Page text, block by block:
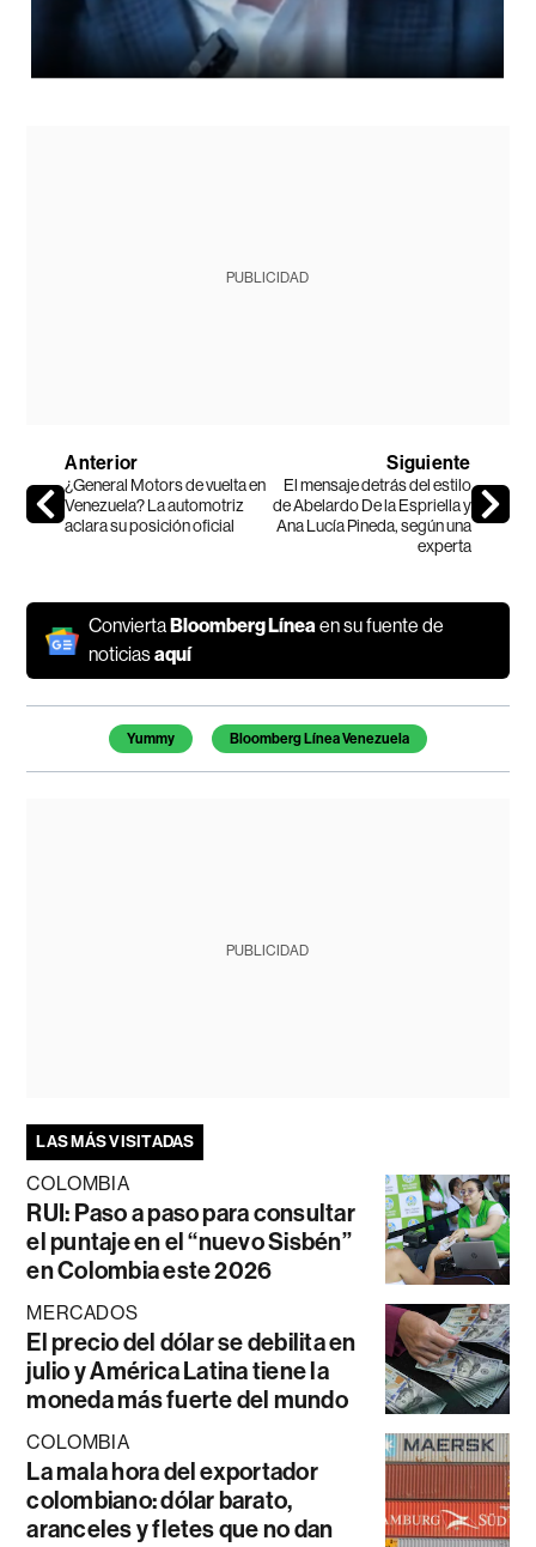
PUBLICIDAD
Anterior
¿General Motors de vuelta en
Venezuela? La automotriz
aclara su posición oficial
Siguiente
El mensaje detrás del estilo
de Abelardo De la Espriella y
Ana Lucía Pineda, según una
experta
Convierta Bloomberg Líneaen su fuente de
noticiasaquí
Temas de este artículo
Yummy Bloomberg Línea Venezuela
PUBLICIDAD
LAS MÁS VISITADAS
COLOMBIA
RUI: Paso a paso para consultar
el puntaje en el “nuevo Sisbén”
en Colombia este 2026
MERCADOS
El precio del dólar se debilita en
julio y América Latina tiene la
moneda más fuerte del mundo
COLOMBIA
La mala hora del exportador
colombiano: dólar barato,
aranceles y fletes que no dan